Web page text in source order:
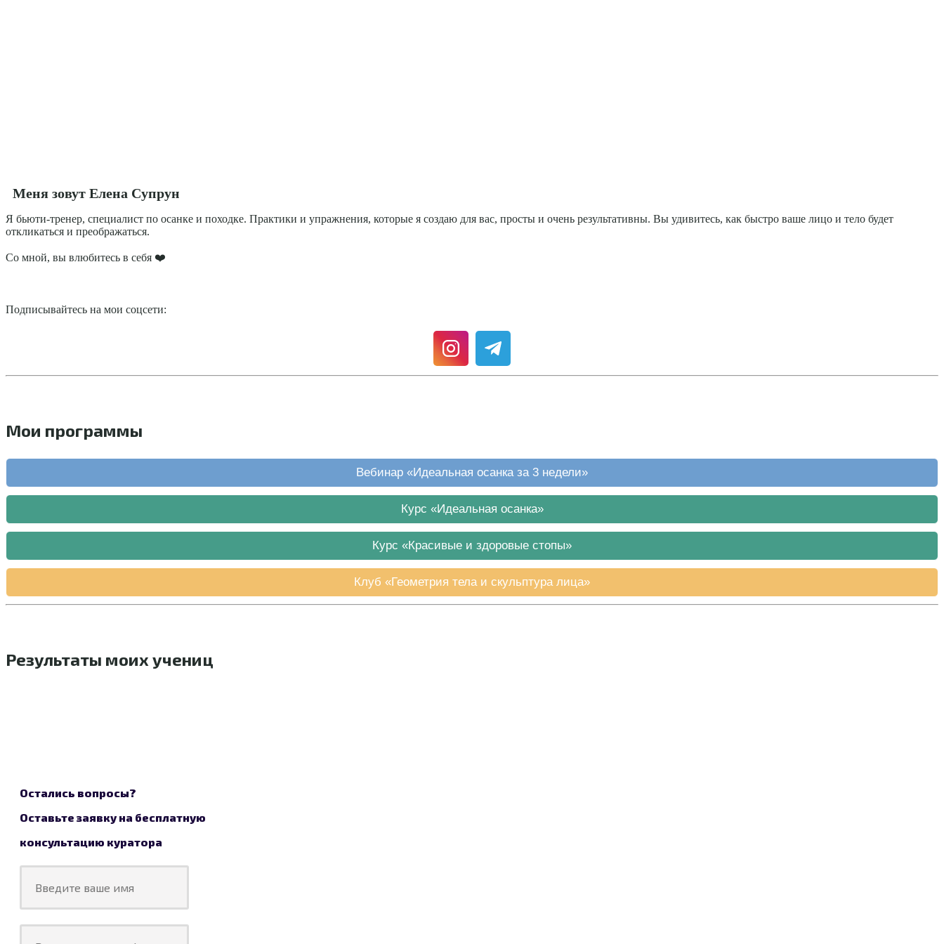
Меня зовут Елена Супрун
Я бьюти-тренер, специалист по осанке и походке. Практики и упражнения, которые я создаю для вас, просты и очень результативны. Вы удивитесь, как быстро ваше лицо и тело будет
откликаться и преображаться.
Со мной, вы влюбитесь в себя ❤️
Подписывайтесь на мои соцсети:
Мои программы
Вебинар «Идеальная осанка за 3 недели»
Курс «Идеальная осанка»
Курс «Красивые и здоровые стопы»
Клуб «Геометрия тела и скульптура лица»
Результаты моих учениц
Остались вопросы?
Оставьте заявку на бесплатную
консультацию куратора